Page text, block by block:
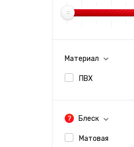
Материал
ПВХ
Блеск
Матовая